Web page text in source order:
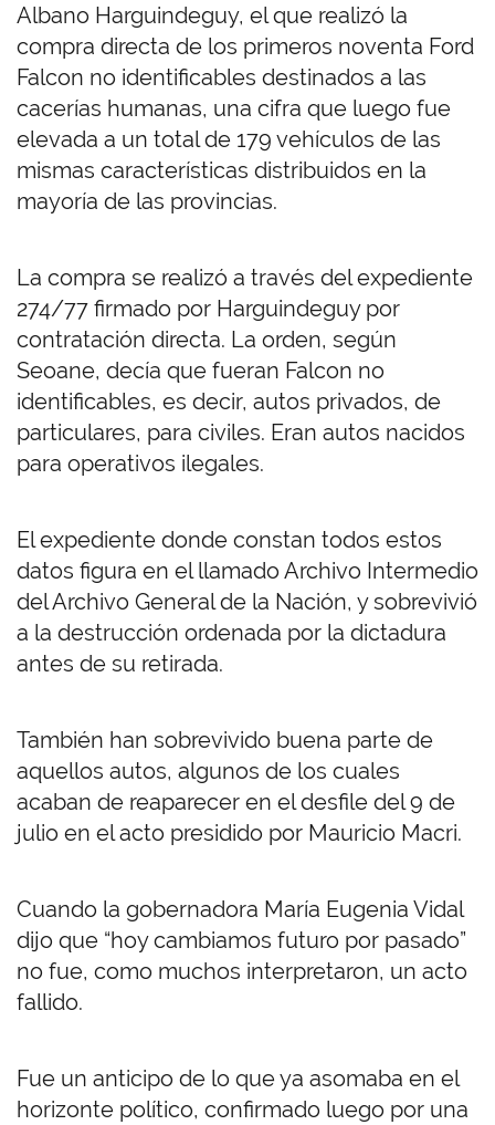
Albano Harguindeguy, el que realizó la
compra directa de los primeros noventa Ford
Falcon no identificables destinados a las
cacerías humanas, una cifra que luego fue
elevada a un total de 179 vehículos de las
mismas características distribuidos en la
mayoría de las provincias.
La compra se realizó a través del expediente
274/77 firmado por Harguindeguy por
contratación directa. La orden, según
Seoane, decía que fueran Falcon no
identificables, es decir, autos privados, de
particulares, para civiles. Eran autos nacidos
para operativos ilegales.
El expediente donde constan todos estos
datos figura en el llamado Archivo Intermedio
del Archivo General de la Nación, y sobrevivió
a la destrucción ordenada por la dictadura
antes de su retirada.
También han sobrevivido buena parte de
aquellos autos, algunos de los cuales
acaban de reaparecer en el desfile del 9 de
julio en el acto presidido por Mauricio Macri.
Cuando la gobernadora María Eugenia Vidal
dijo que “hoy cambiamos futuro por pasado”
no fue, como muchos interpretaron, un acto
fallido.
Fue un anticipo de lo que ya asomaba en el
horizonte político, confirmado luego por una